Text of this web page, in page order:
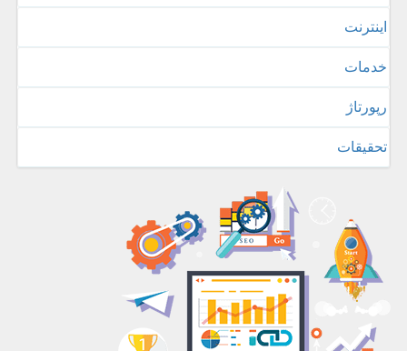
اینترنت
خدمات
رپورتاژ
تحقیقات